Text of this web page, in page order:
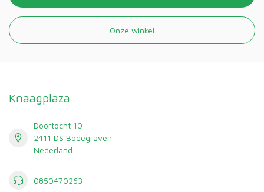
Onze winkel
Knaagplaza
Doortocht 10
2411 DS Bodegraven
Nederland
0850470263